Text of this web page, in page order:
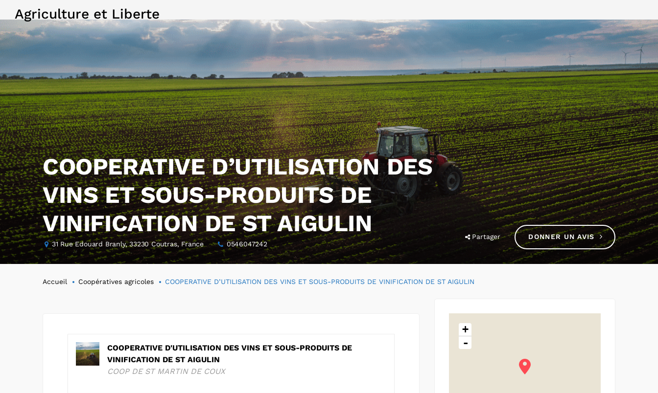
Agriculture et Liberte
COOPERATIVE D’UTILISATION DES
VINS ET SOUS-PRODUITS DE
VINIFICATION DE ST AIGULIN
31 Rue Edouard Branly, 33230 Coutras, France 0546047242
Partager DONNER UN AVIS
Accueil Coopératives agricoles COOPERATIVE D’UTILISATION DES VINS ET SOUS-PRODUITS DE VINIFICATION DE ST AIGULIN
COOPERATIVE D'UTILISATION DES VINS ET SOUS-PRODUITS DE
VINIFICATION DE ST AIGULIN
COOP DE ST MARTIN DE COUX
+
-